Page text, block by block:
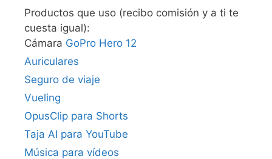
Productos que uso (recibo comisión y a ti te
cuesta igual):
Cámara GoPro Hero 12
Auriculares
Seguro de viaje
Vueling
OpusClip para Shorts
Taja AI para YouTube
Música para vídeos